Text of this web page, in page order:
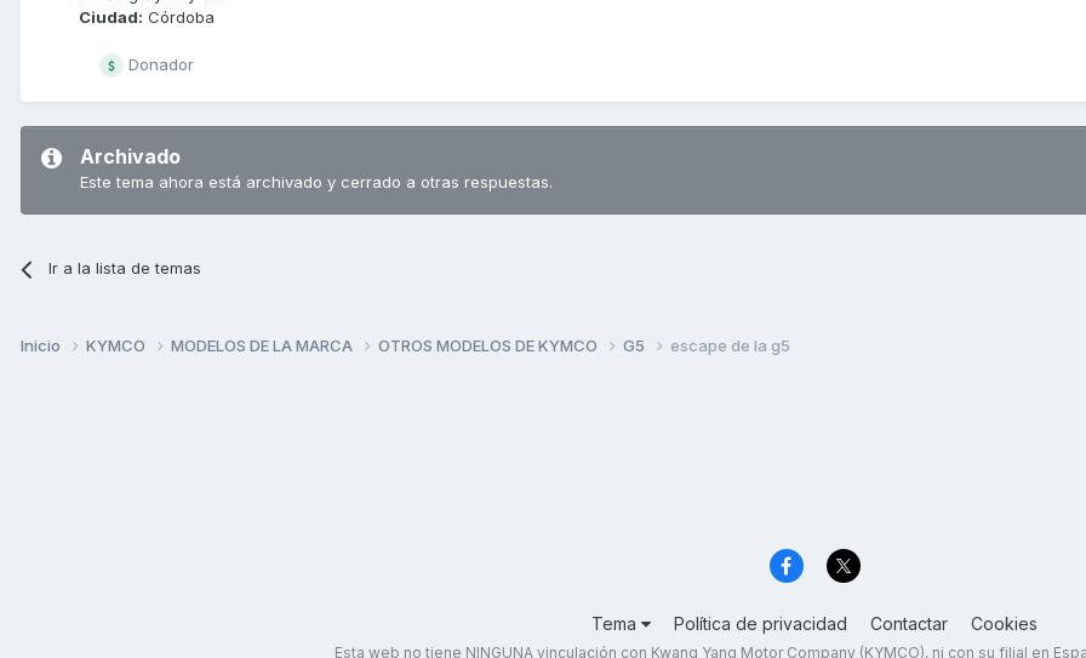
Ciudad: Córdoba
Donador
Archivado
Este tema ahora está archivado y cerrado a otras respuestas.
Ir a la lista de temas
Inicio KYMCO MODELOS DE LA MARCA OTROS MODELOS DE KYMCO G5 escape de la g5
Tema Política de privacidad Contactar Cookies
Esta web no tiene NINGUNA vinculación con Kwang Yang Motor Company (KYMCO), ni con su filial en